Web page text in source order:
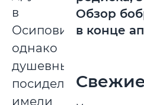
в
Осиповичи,
однако
душевные
посиделки
имели
Обзор
в конце